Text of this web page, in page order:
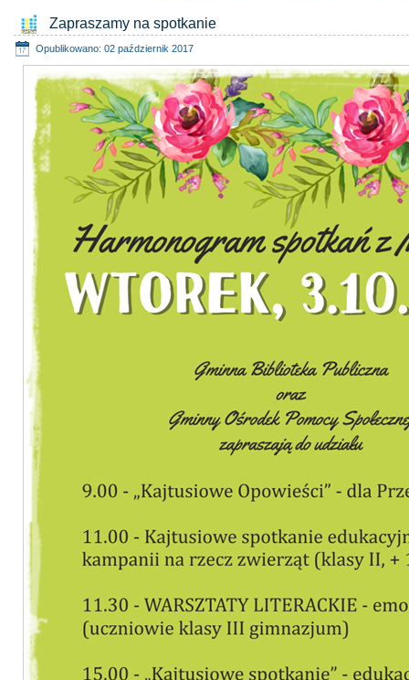
Zapraszamy na spotkanie
Opublikowano: 02 październik 2017